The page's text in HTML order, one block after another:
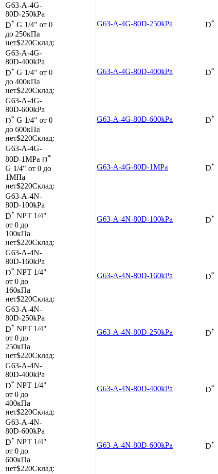
G63-A-4G-
80D-250kPa
D* G 1/4" от 0
до 250кПа
нет$220Склад:
G63-A-4G-80D-250kPa D*
G63-A-4G-
80D-400kPa
D* G 1/4" от 0
до 400кПа
нет$220Склад:
G63-A-4G-80D-400kPa D*
G63-A-4G-
80D-600kPa
D* G 1/4" от 0
до 600кПа
нет$220Склад:
G63-A-4G-80D-600kPa D*
G63-A-4G-
80D-1MPa D*
G 1/4" от 0 до
1МПа
нет$220Склад:
G63-A-4G-80D-1MPa D*
G63-A-4N-
80D-100kPa
D* NPT 1/4"
от 0 до
100кПа
нет$220Склад:
G63-A-4N-80D-100kPa D*
G63-A-4N-
80D-160kPa
D* NPT 1/4"
от 0 до
160кПа
нет$220Склад:
G63-A-4N-80D-160kPa D*
G63-A-4N-
80D-250kPa
D* NPT 1/4"
от 0 до
250кПа
нет$220Склад:
G63-A-4N-80D-250kPa D*
G63-A-4N-
80D-400kPa
D* NPT 1/4"
от 0 до
400кПа
нет$220Склад:
G63-A-4N-80D-400kPa D*
G63-A-4N-
80D-600kPa
D* NPT 1/4"
от 0 до
600кПа
нет$220Склад:
G63-A-4N-80D-600kPa D*